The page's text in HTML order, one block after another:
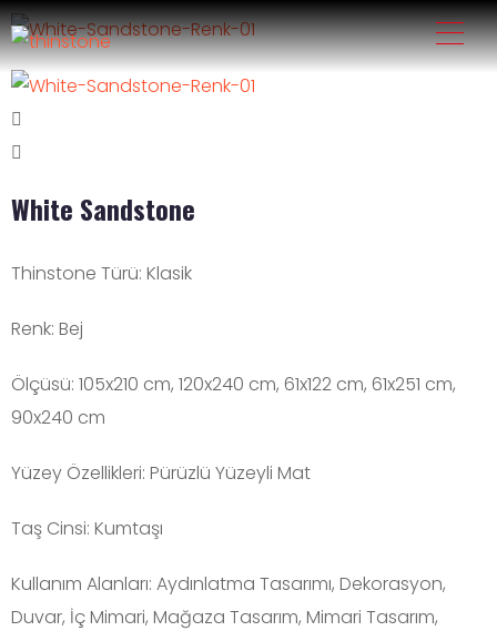
White Sandstone
Thinstone Türü: Klasik
Renk: Bej
Ölçüsü: 105x210 cm, 120x240 cm, 61x122 cm, 61x251 cm,
90x240 cm
Yüzey Özellikleri: Pürüzlü Yüzeyli Mat
Taş Cinsi: Kumtaşı
Kullanım Alanları: Aydınlatma Tasarımı, Dekorasyon,
Duvar, İç Mimari, Mağaza Tasarım, Mimari Tasarım,